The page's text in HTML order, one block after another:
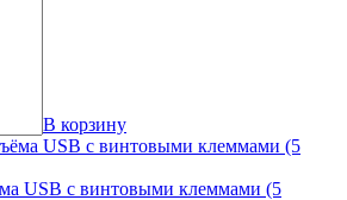
В корзину
USB с винтовыми клеммами (5